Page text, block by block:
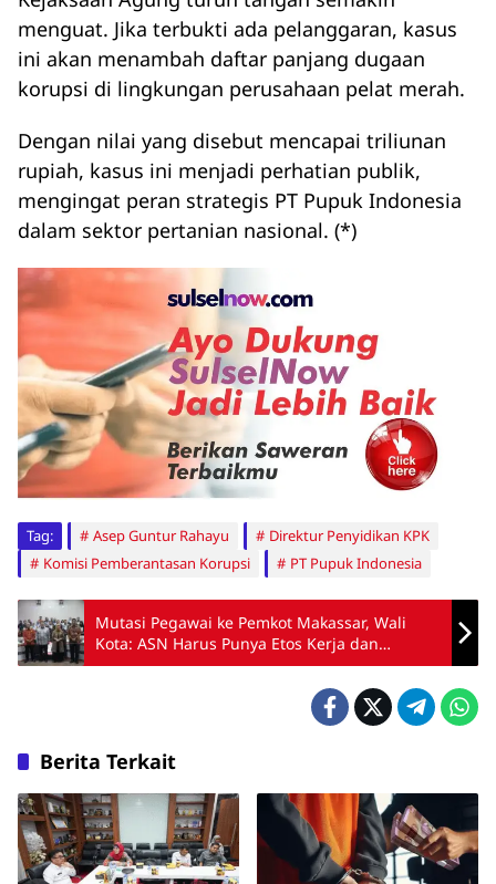
menguat. Jika terbukti ada pelanggaran, kasus
ini akan menambah daftar panjang dugaan
korupsi di lingkungan perusahaan pelat merah.
Dengan nilai yang disebut mencapai triliunan
rupiah, kasus ini menjadi perhatian publik,
mengingat peran strategis PT Pupuk Indonesia
dalam sektor pertanian nasional. (*)
Tag: Asep Guntur Rahayu
Direktur Penyidikan KPK
Komisi Pemberantasan Korupsi
PT Pupuk Indonesia
Mutasi Pegawai ke Pemkot Makassar, Wali
Kota: ASN Harus Punya Etos Kerja dan
Integritas
Berita Terkait